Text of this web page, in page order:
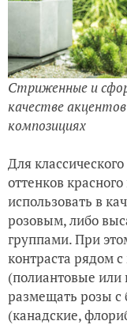
Стриженные и
качестве
композициях
Для классического
оттенков
использовать в
розовым, либо
группами. При
контраста рядом
(полиантовые
размещать розы
(канадские,